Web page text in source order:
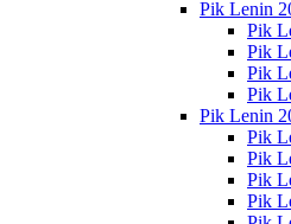
Pik Lenin
Pik
Pik
Pik
Pik
Pik Lenin
Pik
Pik
Pik
Pik